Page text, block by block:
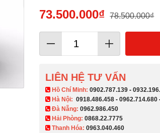
73.500.000₫ 78.500.000₫
LIÊN HỆ TƯ VẤN
​ Hồ Chí Minh:0902.787.139 -
Hà Nội:0918.486.458 -0962.714.680
Đà Nẵng:0962.986.450
Hải Phòng:0868.22.7775
Thanh Hóa:0963.040.460